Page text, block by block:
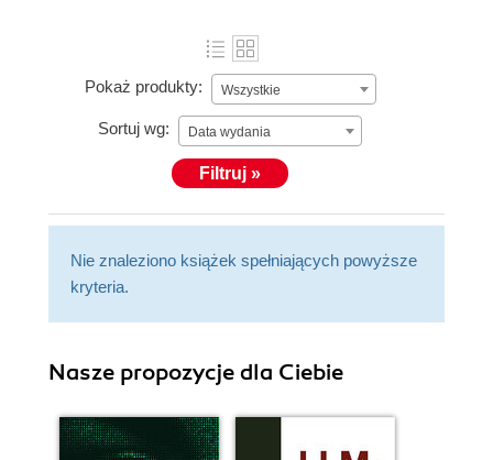
Pokaż produkty: Wszystkie
Sortuj wg: Data wydania
Filtruj »
Nie znaleziono książek spełniających powyższe
kryteria.
Nasze propozycje dla Ciebie